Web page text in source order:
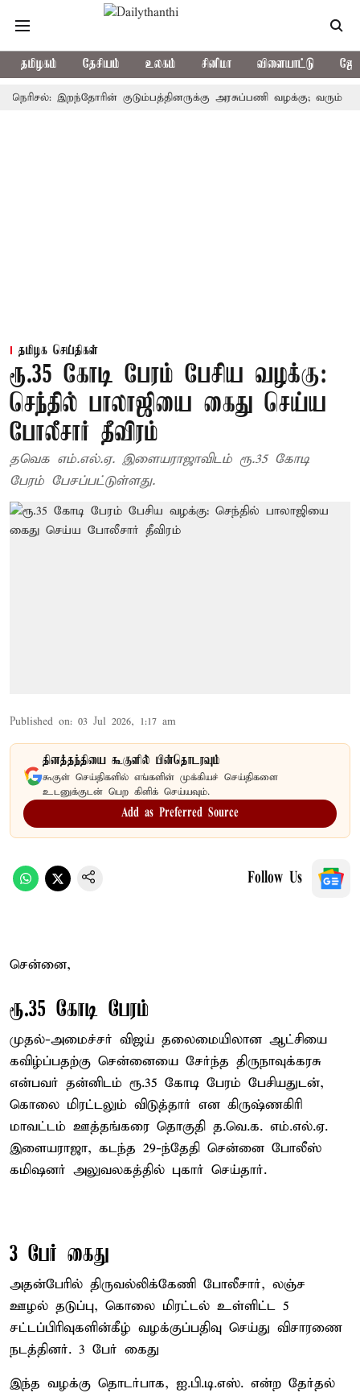
தமிழகம் தேசியம் உலகம் சினிமா விளையாட்டு
இறந்தோரின் குடும்பத்தினருக்கு அரசுப்பணி வழக்கு; வரும்
தமிழக செய்திகள்
ரூ.35 கோடி பேரம் பேசிய வழக்கு:
செந்தில் பாலாஜியை கைது செய்ய
போலீசார் தீவிரம்
தவெக எம்.எல்.ஏ. இளையராஜாவிடம் ரூ.35 கோடி
பேரம் பேசப்பட்டுள்ளது.
Published on: 03 Jul 2026, 1:17 am
தினத்தந்தியை கூகுளில் பின்தொடரவும்
கூகுள் செய்திகளில் எங்களின் முக்கியச் செய்திகளை
உடனுக்குடன் பெற கிளிக் செய்யவும்.
Add as Preferred Source
Follow Us
சென்னை,
ரூ.35 கோடி பேரம்
முதல்-அமைச்சர் விஜய் தலைமையிலான ஆட்சியை
கவிழ்ப்பதற்கு சென்னையை சேர்ந்த திருநாவுக்கரசு
என்பவர் தன்னிடம் ரூ.35 கோடி பேரம் பேசியதுடன்,
கொலை மிரட்டலும் விடுத்தார் என கிருஷ்ணகிரி
மாவட்டம் ஊத்தங்கரை தொகுதி த.வெ.க. எம்.எல்.ஏ.
இளையராஜா, கடந்த 29-ந்தேதி சென்னை போலீஸ்
கமிஷனர் அலுவலகத்தில் புகார் செய்தார்.
3 பேர் கைது
அதன்பேரில் திருவல்லிக்கேணி போலீசார், லஞ்ச
ஊழல் தடுப்பு, கொலை மிரட்டல் உள்ளிட்ட 5
சட்டப்பிரிவுகளின்கீழ் வழக்குப்பதிவு செய்து விசாரணை
நடத்தினர். 3 பேர் கைது
இந்த வழக்கு தொடர்பாக, ஐ.பி.டி.எஸ். என்ற தேர்தல்